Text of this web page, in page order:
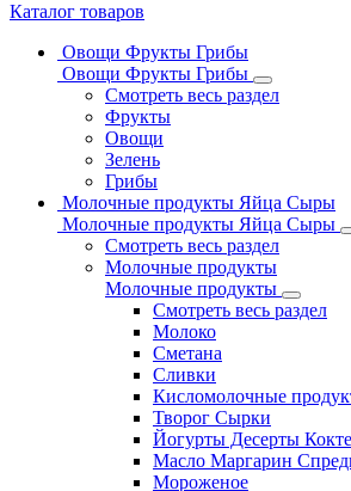
Каталог товаров
Овощи Фрукты Грибы
Овощи Фрукты Грибы
Смотреть весь раздел
Фрукты
Овощи
Зелень
Грибы
Молочные продукты Яйца Сыры
Молочные продукты Яйца Сыры
Смотреть весь раздел
Молочные продукты
Молочные продукты
Смотреть весь раздел
Молоко
Сметана
Сливки
Кисломолочные
Творог Сырки
Йогурты Десерты
Масло Маргарин
Мороженое